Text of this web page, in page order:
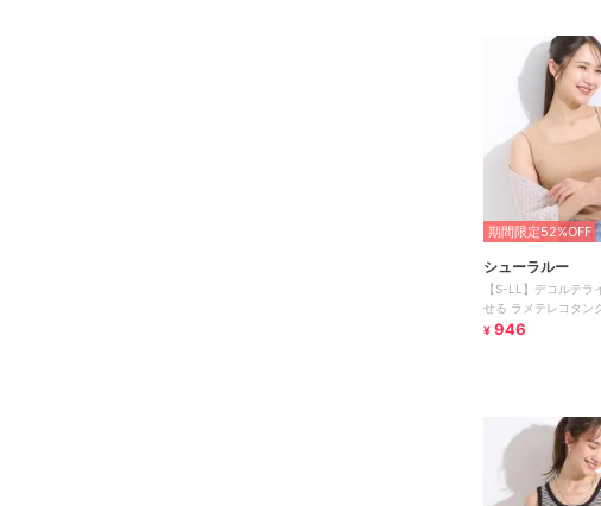
期間限定52%OFF
シューラルー
【S-LL】デコルテラ
せる ラメテレコタン
¥ 946